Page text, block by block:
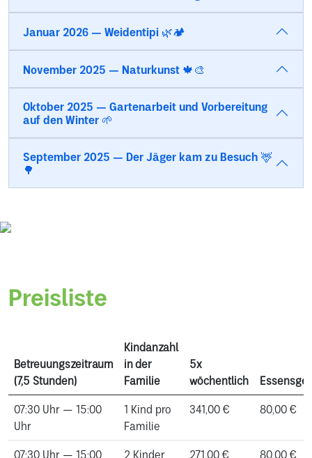
Januar 2026 — Weidentipi 🌿🏕️
November 2025 — Naturkunst 🍁🎨
Oktober 2025 — Gartenarbeit und Vorbereitung
auf den Winter 🌱
September 2025 — Der Jäger kam zu Besuch 🦌
🌳
Preisliste
Betreuungszeitraum
(7,5 Stunden)
Kindanzahl
in der
Familie
5x
wöchentlich
07:30 Uhr — 15:00
Uhr
1 Kind pro
Familie
341,00 € 80,00 €
07:30 Uhr — 15:00
2 Kinder
271,00 € 80,00 €